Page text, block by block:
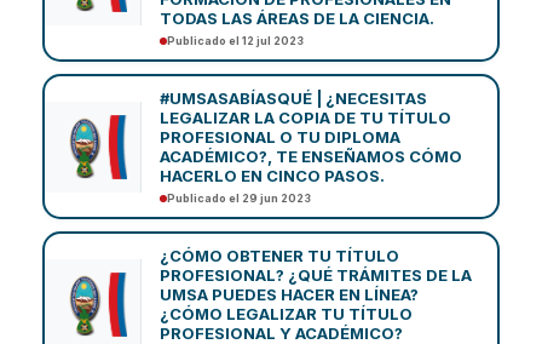
TODAS LAS ÁREAS DE LA CIENCIA.
Publicado el 12 jul 2023
#UMSASABÍASQUÉ | ¿NECESITAS
LEGALIZAR LA COPIA DE TU TÍTULO
PROFESIONAL O TU DIPLOMA
ACADÉMICO?, TE ENSEÑAMOS CÓMO
HACERLO EN CINCO PASOS.
Publicado el 29 jun 2023
¿CÓMO OBTENER TU TÍTULO
PROFESIONAL? ¿QUÉ TRÁMITES DE LA
UMSA PUEDES HACER EN LÍNEA?
¿CÓMO LEGALIZAR TU TÍTULO
PROFESIONAL Y ACADÉMICO?